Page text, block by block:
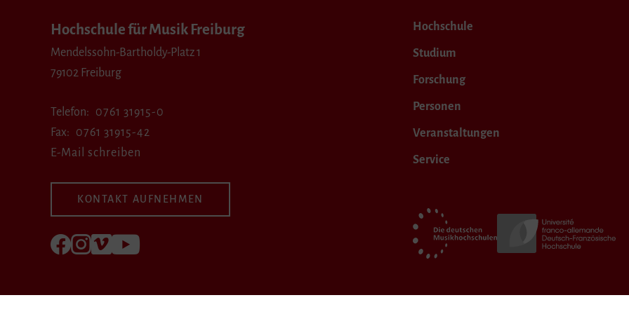
Hochschule für Musik Freiburg
Mendelssohn-Bartholdy-Platz 1
79102 Freiburg
Telefon
0761 31915-0
Fax
0761 31915-42
E-Mail schreiben
KONTAKT AUFNEHMEN
Folgen Sie uns auf Facebook
Folgen Sie uns auf Instagram
Besuchen Sie uns bei Vimeo
Hochschule
Studium
Forschung
Personen
Veranstaltungen
Service